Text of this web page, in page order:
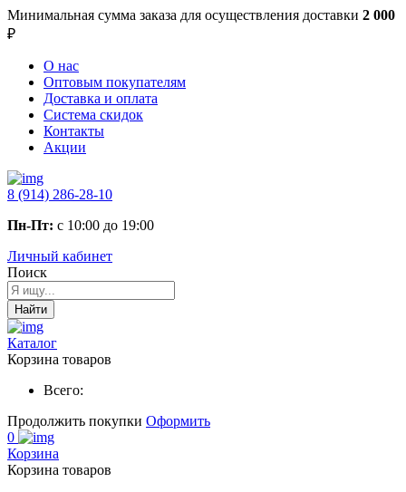
Минимальная сумма заказа для осуществления доставки 2 000
₽
О нас
Оптовым покупателям
Доставка и оплата
Система скидок
Контакты
Акции
8 (914) 286-28-10
Пн-Пт: с 10:00 до 19:00
Личный кабинет
Поиск
Найти
Каталог
Корзина товаров
Всего:
Продолжить покупки Оформить
0
Корзина
Корзина товаров